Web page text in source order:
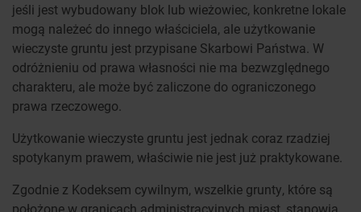
jeśli jest wybudowany blok lub wieżowiec, konkretne lokale
mogą należeć do innego właściciela, ale użytkowanie
wieczyste gruntu jest przypisane Skarbowi Państwa. W
odróżnieniu od prawa własności nie ma bezwzględnego
charakteru, ale może być zaliczone do ograniczonego
prawa rzeczowego.
Użytkowanie wieczyste gruntu jest jednak coraz rzadziej
spotykanym prawem, właściwie nie jest już praktykowane.
Zgodnie z Kodeksem cywilnym, wszelkie grunty, które są
położone w granicach administracyjnych miast, stanowią